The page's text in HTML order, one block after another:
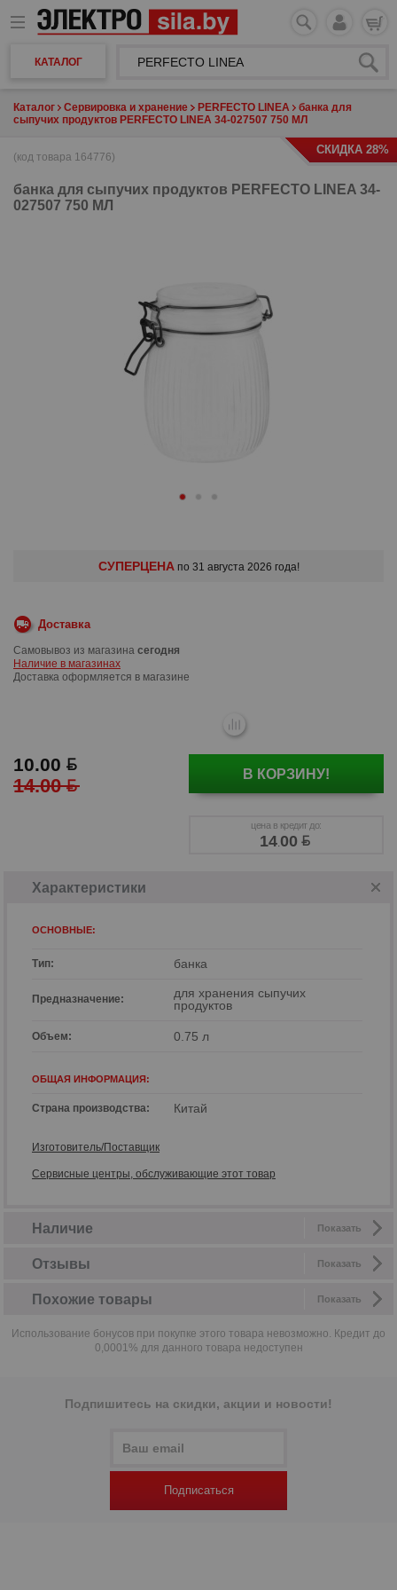
КАТАЛОГ
Каталог Сервировка и хранение PERFECTO LINEA
банка для
сыпучих продуктов PERFECTO LINEA 34-027507 750 МЛ
(код товара 164776)
СКИДКА 28%
банка для сыпучих продуктов PERFECTO LINEA 34-
027507 750 МЛ
СУПЕРЦЕНАпо 31 августа 2026 года!
Доставка
Самовывоз из магазина сегодня
Наличие в магазинах
Доставка оформляется в магазине
10.00
р
14.00
р
В КОРЗИНУ!
цена в кредит до:
14.00
Характеристики
ОСНОВНЫЕ:
Тип: банка
Предназначение:
для хранения сыпучих
продуктов
Объем: 0.75 л
ОБЩАЯ ИНФОРМАЦИЯ:
Страна производства: Китай
Изготовитель/Поставщик
Сервисные центры, обслуживающие этот товар
Показать
Наличие
Показать
Отзывы
Показать
Похожие товары
Использование бонусов при покупке этого товара невозможно. Кредит до
0,0001% для данного товара недоступен
Подпишитесь на скидки, акции и новости!
Подписаться